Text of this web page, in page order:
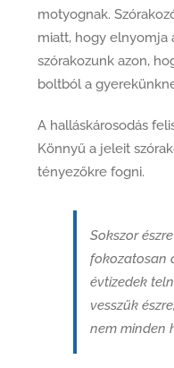
motyognak.
miatt, hogy elnyomja
szórakozunk azon,
boltból a
A halláskárosodás
Könnyű a jeleit
tényezőkre fogni.
Sokszor
fokozatosan
évtizedek
vesszük
nem minden